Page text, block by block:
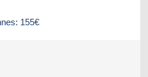
155€